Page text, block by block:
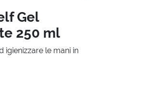
Gel
250 ml
igienizzare le mani in